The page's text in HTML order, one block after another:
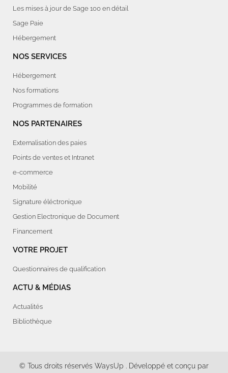
Les mises à jour de Sage 100 en détail
Sage Paie
Hébergement
NOS SERVICES
Hébergement
Nos formations
Programmes de formation
NOS PARTENAIRES
Externalisation des paies
Points de ventes et Intranet
e-commerce
Mobilité
Signature éléctronique
Gestion Electronique de Document
Financement
VOTRE PROJET
Questionnaires de qualification
ACTU & MÉDIAS
Actualités
Bibliothèque
© Tous droits réservés WaysUp . Développé et conçu par